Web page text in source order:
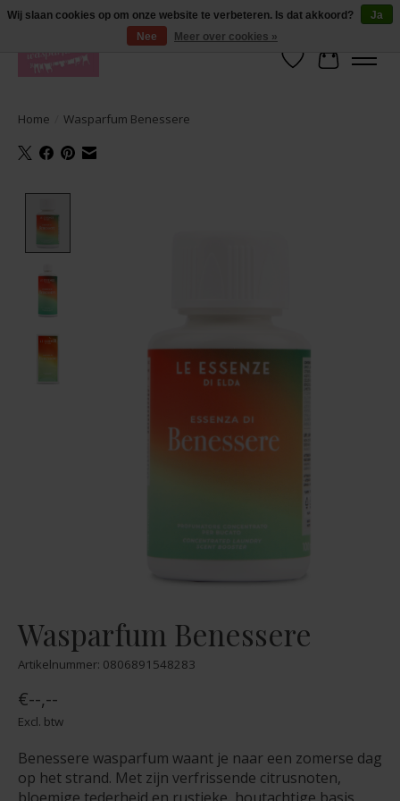
De lekkerste geuren wasparfum in uw eigen shop. Testers nodig? Ga naar
producten --> wasparfum --> geurtester
Verlanglijst
Home Wasparfum Benessere
Wasparfum Benessere
Artikelnummer: 0806891548283
€--,--
Excl. btw
Benessere wasparfum waant je naar een zomerse dag
op het strand. Met zijn verfrissende citrusnoten,
Wij slaan cookies op om onze website te verbeteren. Is dat akkoord?
Ja
Nee
Meer over cookies »